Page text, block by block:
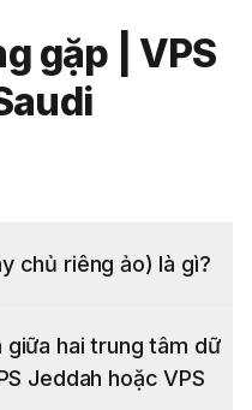
gặp | VPS
chủ riêng ảo) là gì?
giữa hai trung tâm dữ
Jeddah hoặc VPS